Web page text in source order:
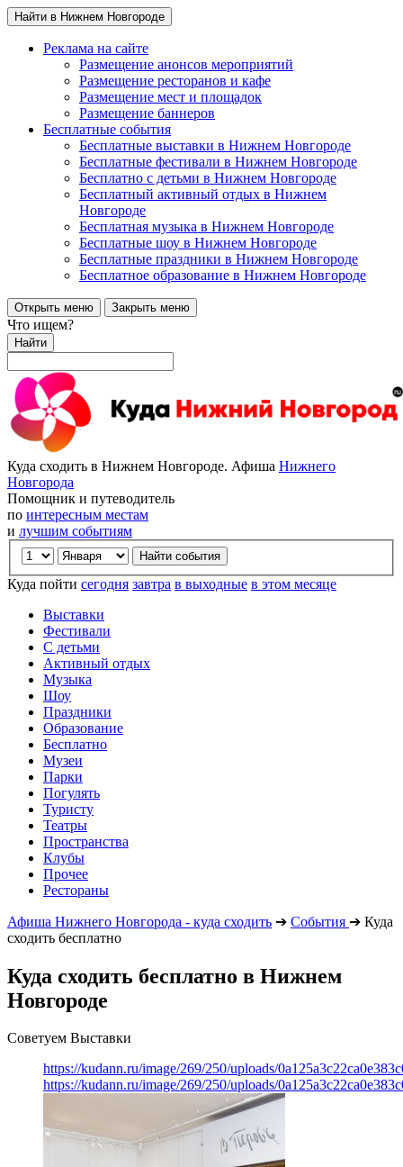
Найти в Нижнем Новгороде
Реклама на сайте
Размещение анонсов мероприятий
Размещение ресторанов и кафе
Размещение мест и площадок
Размещение баннеров
Бесплатные события
Бесплатные выставки в Нижнем Новгороде
Бесплатные фестивали в Нижнем Новгороде
Бесплатно с детьми в Нижнем Новгороде
Бесплатный активный отдых в Нижнем
Новгороде
Бесплатная музыка в Нижнем Новгороде
Бесплатные шоу в Нижнем Новгороде
Бесплатные праздники в Нижнем Новгороде
Бесплатное образование в Нижнем Новгороде
Открыть меню Закрыть меню
Что ищем?
Найти
Куда сходить в Нижнем Новгороде. Афиша Нижнего
Новгорода
Помощник и путеводитель
по интересным местам
и лучшим событиям
Куда пойти сегодня завтра в выходные в этом месяце
Выставки
Фестивали
С детьми
Активный отдых
Музыка
Шоу
Праздники
Образование
Бесплатно
Музеи
Парки
Погулять
Туристу
Театры
Пространства
Клубы
Прочее
Рестораны
Афиша Нижнего Новгорода - куда сходить ➔ События ➔ Куда
сходить бесплатно
Куда сходить бесплатно в Нижнем
Новгороде
Советуем Выставки
https://kudann.ru/image/269/250/uploads/
https://kudann.ru/image/269/250/uploads/